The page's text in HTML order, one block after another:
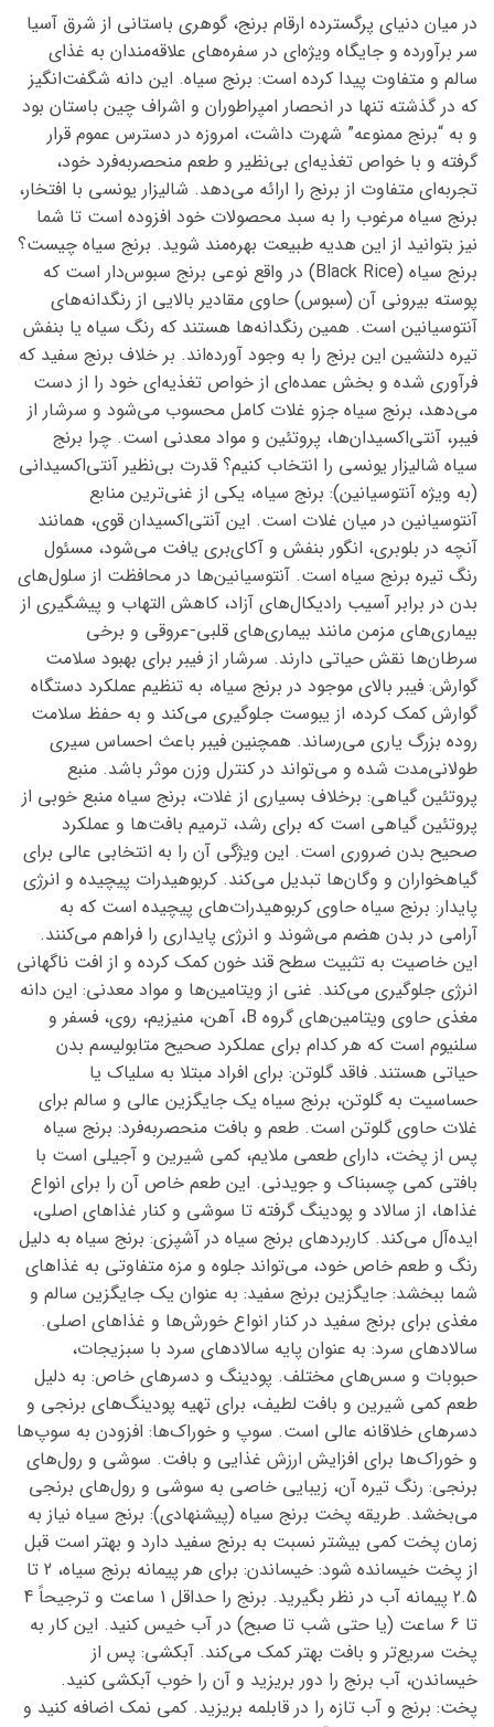
مختلفی
می
باشد.
گزینه
ها
ممکن
است
در
صفحه
محصول
انتخاب
شوند
انواع
مختلفی
می
باشد.
گزینه
ها
ممکن
است
در
صفحه
محصول
انتخاب
شوند
در میان دنیای پرگسترده ارقام برنج، گوهری باستانی از شرق آسیا
سر برآورده و جایگاه ویژه‌ای در سفره‌های علاقه‌مندان به غذای
سالم و متفاوت پیدا کرده است: برنج سیاه. این دانه شگفت‌انگیز
که در گذشته تنها در انحصار امپراطوران و اشراف چین باستان بود
و به “برنج ممنوعه” شهرت داشت، امروزه در دسترس عموم قرار
گرفته و با خواص تغذیه‌ای بی‌نظیر و طعم منحصربه‌فرد خود،
تجربه‌ای متفاوت از برنج را ارائه می‌دهد. شالیزار یونسی با افتخار،
برنج سیاه مرغوب را به سبد محصولات خود افزوده است تا شما
نیز بتوانید از این هدیه طبیعت بهره‌مند شوید. برنج سیاه چیست؟
برنج سیاه (Black Rice) در واقع نوعی برنج سبوس‌دار است که
پوسته بیرونی آن (سبوس) حاوی مقادیر بالایی از رنگدانه‌های
آنتوسیانین است. همین رنگدانه‌ها هستند که رنگ سیاه یا بنفش
تیره دلنشین این برنج را به وجود آورده‌اند. بر خلاف برنج سفید که
فرآوری شده و بخش عمده‌ای از خواص تغذیه‌ای خود را از دست
می‌دهد، برنج سیاه جزو غلات کامل محسوب می‌شود و سرشار از
فیبر، آنتی‌اکسیدان‌ها، پروتئین و مواد معدنی است. چرا برنج
سیاه شالیزار یونسی را انتخاب کنیم؟ قدرت بی‌نظیر آنتی‌اکسیدانی
(به ویژه آنتوسیانین): برنج سیاه، یکی از غنی‌ترین منابع
آنتوسیانین در میان غلات است. این آنتی‌اکسیدان قوی، همانند
آنچه در بلوبری، انگور بنفش و آکای‌بری یافت می‌شود، مسئول
رنگ تیره برنج سیاه است. آنتوسیانین‌ها در محافظت از سلول‌های
بدن در برابر آسیب رادیکال‌های آزاد، کاهش التهاب و پیشگیری از
بیماری‌های مزمن مانند بیماری‌های قلبی-عروقی و برخی
سرطان‌ها نقش حیاتی دارند. سرشار از فیبر برای بهبود سلامت
گوارش: فیبر بالای موجود در برنج سیاه، به تنظیم عملکرد دستگاه
گوارش کمک کرده، از یبوست جلوگیری می‌کند و به حفظ سلامت
روده بزرگ یاری می‌رساند. همچنین فیبر باعث احساس سیری
طولانی‌مدت شده و می‌تواند در کنترل وزن موثر باشد. منبع
پروتئین گیاهی: برخلاف بسیاری از غلات، برنج سیاه منبع خوبی از
پروتئین گیاهی است که برای رشد، ترمیم بافت‌ها و عملکرد
صحیح بدن ضروری است. این ویژگی آن را به انتخابی عالی برای
گیاهخواران و وگان‌ها تبدیل می‌کند. کربوهیدرات پیچیده و انرژی
پایدار: برنج سیاه حاوی کربوهیدرات‌های پیچیده است که به
آرامی در بدن هضم می‌شوند و انرژی پایداری را فراهم می‌کنند.
این خاصیت به تثبیت سطح قند خون کمک کرده و از افت ناگهانی
انرژی جلوگیری می‌کند. غنی از ویتامین‌ها و مواد معدنی: این دانه
مغذی حاوی ویتامین‌های گروه B، آهن، منیزیم، روی، فسفر و
سلنیوم است که هر کدام برای عملکرد صحیح متابولیسم بدن
حیاتی هستند. فاقد گلوتن: برای افراد مبتلا به سلیاک یا
حساسیت به گلوتن، برنج سیاه یک جایگزین عالی و سالم برای
غلات حاوی گلوتن است. طعم و بافت منحصربه‌فرد: برنج سیاه
پس از پخت، دارای طعمی ملایم، کمی شیرین و آجیلی است با
بافتی کمی چسبناک و جویدنی. این طعم خاص آن را برای انواع
غذاها، از سالاد و پودینگ گرفته تا سوشی و کنار غذاهای اصلی،
ایده‌آل می‌کند. کاربردهای برنج سیاه در آشپزی: برنج سیاه به دلیل
رنگ و طعم خاص خود، می‌تواند جلوه و مزه متفاوتی به غذاهای
شما ببخشد: جایگزین برنج سفید: به عنوان یک جایگزین سالم و
مغذی برای برنج سفید در کنار انواع خورش‌ها و غذاهای اصلی.
سالادهای سرد: به عنوان پایه سالادهای سرد با سبزیجات،
حبوبات و سس‌های مختلف. پودینگ و دسرهای خاص: به دلیل
طعم کمی شیرین و بافت لطیف، برای تهیه پودینگ‌های برنجی و
دسرهای خلاقانه عالی است. سوپ و خوراک‌ها: افزودن به سوپ‌ها
و خوراک‌ها برای افزایش ارزش غذایی و بافت. سوشی و رول‌های
برنجی: رنگ تیره آن، زیبایی خاصی به سوشی و رول‌های برنجی
می‌بخشد. طریقه پخت برنج سیاه (پیشنهادی): برنج سیاه نیاز به
زمان پخت کمی بیشتر نسبت به برنج سفید دارد و بهتر است قبل
از پخت خیسانده شود: خیساندن: برای هر پیمانه برنج سیاه، 2 تا
2.5 پیمانه آب در نظر بگیرید. برنج را حداقل 1 ساعت و ترجیحاً 4
تا 6 ساعت (یا حتی شب تا صبح) در آب خیس کنید. این کار به
پخت سریع‌تر و بافت بهتر کمک می‌کند. آبکشی: پس از
خیساندن، آب برنج را دور بریزید و آن را خوب آبکشی کنید.
پخت: برنج و آب تازه را در قابلمه بریزید. کمی نمک اضافه کنید و